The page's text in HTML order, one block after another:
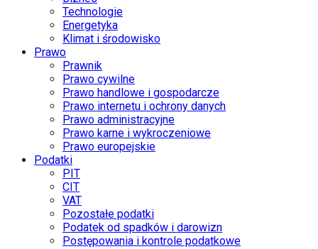
Technologie
Energetyka
Klimat i środowisko
Prawo
Prawnik
Prawo cywilne
Prawo handlowe i gospodarcze
Prawo internetu i ochrony danych
Prawo administracyjne
Prawo karne i wykroczeniowe
Prawo europejskie
Podatki
PIT
CIT
VAT
Pozostałe podatki
Podatek od spadków i darowizn
Postępowania i kontrole podatkowe